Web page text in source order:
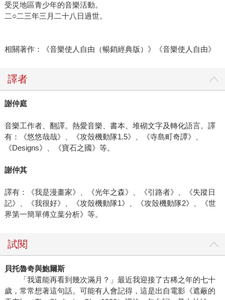
受災地區青少年的音樂活動。
二○二三年三月二十八日過世。
相關著作：《音樂使人自由（暢銷經典版）》《音樂使人自由》
譯者
謝仲庭
音樂工作者、翻譯。熱愛音樂、書本、堆砌文字及轉化語言。譯
有：《悠悠哉哉》、《攻殼機動隊1.5》、《寺島町奇譚》、
《Designs》、《寶石之國》等。
謝仲其
譯有：《我是漫畫家》、《光年之森》、《引路者》、《失蹤日
記》、《我很好》、《攻殼機動隊1》、《攻殼機動隊2》、《世
界第一簡單傅立葉分析》等。
試閱
貝托魯奇與鮑爾斯
「我還能再看到幾次滿月？」最近我迎接了古稀之年的七十
歲，常常想著這句話。可能有人會記得，這是出自電影《遮蔽的